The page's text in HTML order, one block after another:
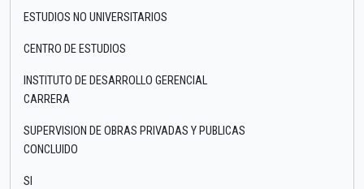
ESTUDIOS NO UNIVERSITARIOS
CENTRO DE ESTUDIOS
INSTITUTO DE DESARROLLO GERENCIAL
CARRERA
SUPERVISION DE OBRAS PRIVADAS Y PUBLICAS
CONCLUIDO
SI